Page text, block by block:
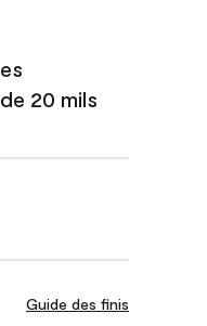
20 mils
Guide des finis